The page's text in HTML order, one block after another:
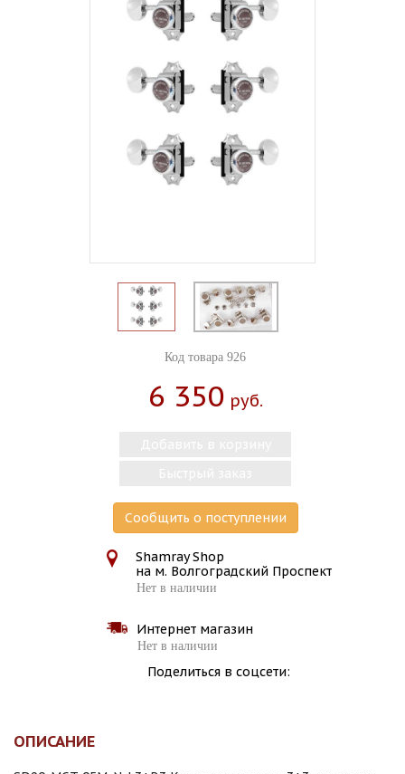
Код товара 926
6 350 Руб.
Сообщить о поступлении
Shamray Shop
на м. Волгоградский Проспект
Нет в наличии
Интернет магазин
Нет в наличии
Поделиться в соцсети:
ОПИСАНИЕ